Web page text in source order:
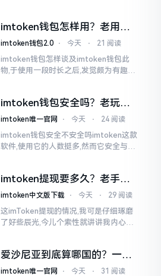
切换并非那么繁杂
imtoken钱包怎样用？老用户
掏心窝说几句
imtoken钱包2.0 ⋅ 今天 ⋅ 21 阅读
imtoken钱包怎样谈及imtoken钱包此
物,于使用一段时长之后,发觉颇为有趣玩
说其不好用
imtoken钱包安全吗？老玩家
掏心窝子说几句
imtoken唯一官网 ⋅ 今天 ⋅ 24 阅读
imtoken钱包安全不安全吗imtoken这款
软件,使用它的人数挺多,然而它安全与否
过有人用它赚到钱,每晚能安稳入睡
imtoken提现要多久？老手说
说真实体验
imtoken中文版下载 ⋅ 今天 ⋅ 29 阅读
这imToken提现的情况,我可是仔细琢磨
了好些辰光,今儿个索性就讲讲我内心的
能成功到账
爱沙尼亚到底算哪国的？一文
说清楚这个波罗的海小国
imtoken唯一官网 ⋅ 今天 ⋅ 31 阅读